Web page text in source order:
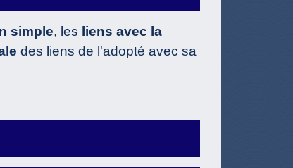
simple, les liens avec la
des liens de l'adopté avec sa